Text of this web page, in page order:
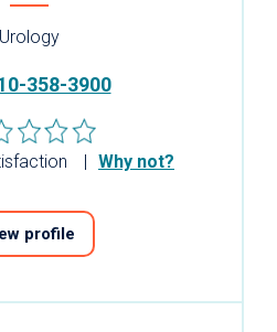
Urology
358-3900
Why not?
profile